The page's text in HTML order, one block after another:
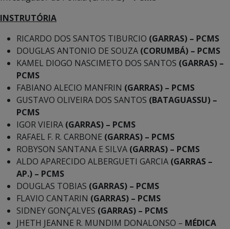
INSTRUTÓRIA
RICARDO DOS SANTOS TIBURCIO (GARRAS) – PCMS
DOUGLAS ANTONIO DE SOUZA (CORUMBÁ) – PCMS
KAMEL DIOGO NASCIMETO DOS SANTOS (GARRAS) –
PCMS
FABIANO ALECIO MANFRIN (GARRAS) – PCMS
GUSTAVO OLIVEIRA DOS SANTOS (BATAGUASSU) –
PCMS
IGOR VIEIRA (GARRAS) – PCMS
RAFAEL F. R. CARBONE (GARRAS) – PCMS
ROBYSON SANTANA E SILVA (GARRAS) – PCMS
ALDO APARECIDO ALBERGUETI GARCIA (GARRAS –
AP.) – PCMS
DOUGLAS TOBIAS (GARRAS) – PCMS
FLAVIO CANTARIN (GARRAS) – PCMS
SIDNEY GONÇALVES (GARRAS) – PCMS
JHETH JEANNE R. MUNDIM DONALONSO – MÉDICA